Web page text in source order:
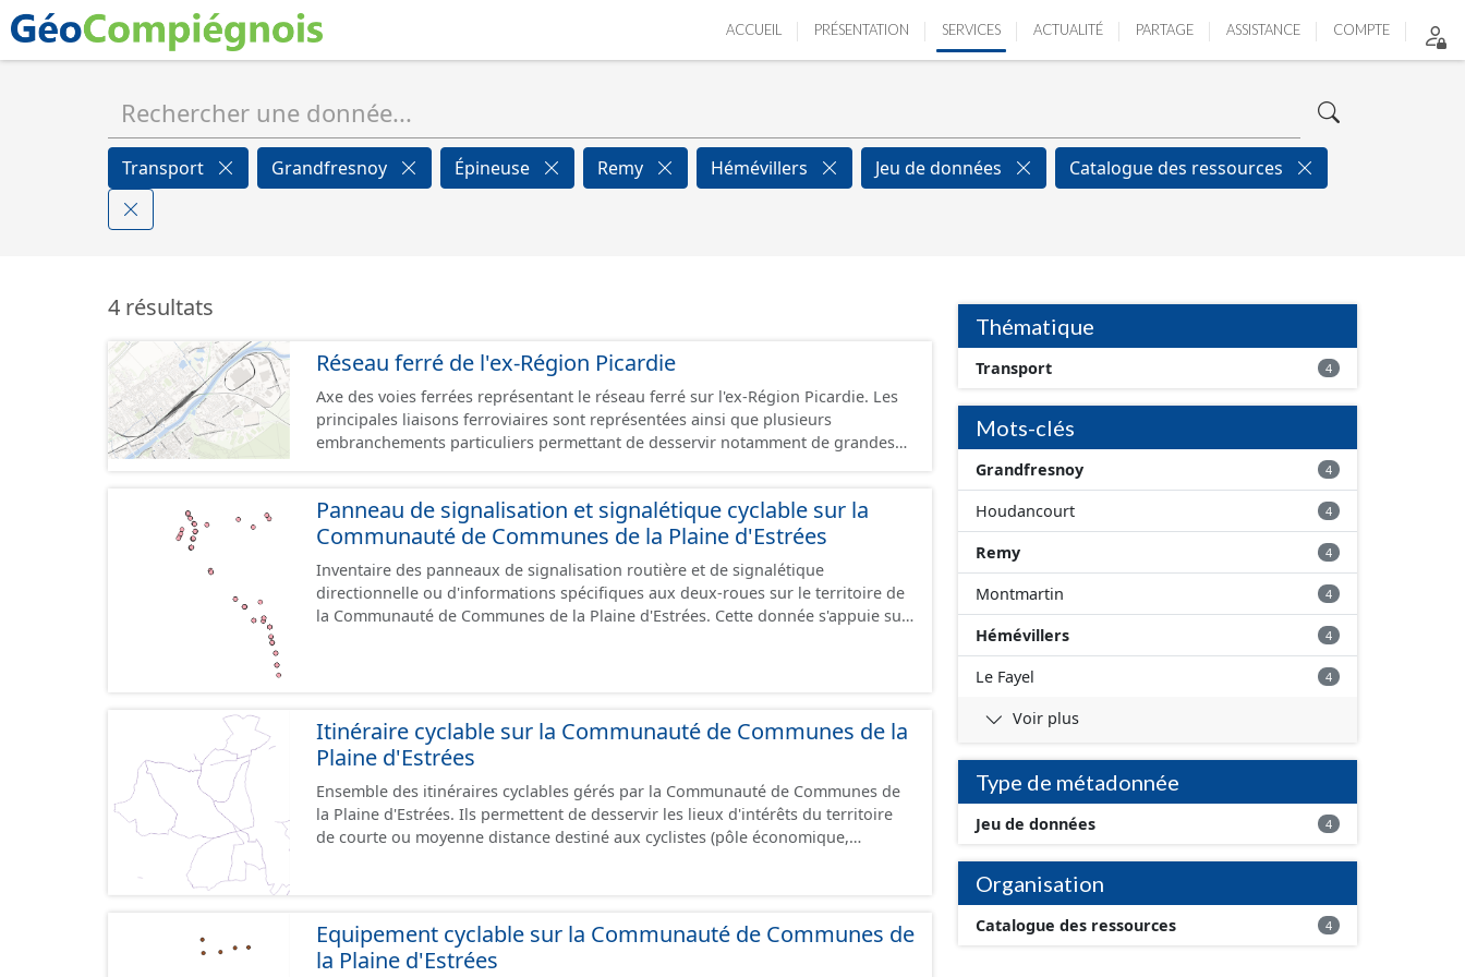
ACCUEIL PRÉSENTATION SERVICES ACTUALITÉ PARTAGE ASSISTANCE COMPTE
Transport Grandfresnoy Épineuse Remy Hémévillers Jeu de données Catalogue des ressources
4 résultats
Réseau ferré de l'ex-Région Picardie
Axe des voies ferrées représentant le réseau ferré sur l'ex-Région Picardie. Les
principales liaisons ferroviaires sont représentées ainsi que plusieurs
embranchements particuliers permettant de desservir notamment de grandes
Panneau de signalisation et signalétique cyclable sur la
Communauté de Communes de la Plaine d'Estrées
Inventaire des panneaux de signalisation routière et de signalétique
directionnelle ou d'informations spécifiques aux deux-roues sur le territoire de
la Communauté de Communes de la Plaine d'Estrées. Cette donnée s'appuie sur
Itinéraire cyclable sur la Communauté de Communes de la
Plaine d'Estrées
Ensemble des itinéraires cyclables gérés par la Communauté de Communes de
la Plaine d'Estrées. Ils permettent de desservir les lieux d'intérêts du territoire
de courte ou moyenne distance destiné aux cyclistes (pôle économique,
piétonne, bandes cyclables ou jalonnement sur chaussée. Les itinéraires ne sont
pas des aménagements mais une succession d’aménagements de natures
Equipement cyclable sur la Communauté de Communes de
la Plaine d'Estrées
Thématique
Transport 4
Mots-clés
Grandfresnoy 4
Houdancourt 4
Remy 4
Montmartin 4
Hémévillers 4
Le Fayel 4
Voir plus
Type de métadonnée
Jeu de données 4
Organisation
Catalogue des ressources 4